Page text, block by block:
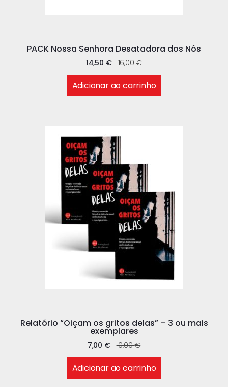
PACK Nossa Senhora Desatadora dos Nós
16,00€
14,50 €
Adicionar ao carrinho
Relatório “Oiçam os gritos delas” – 3 ou mais
exemplares
10,00€
7,00 €
Adicionar ao carrinho